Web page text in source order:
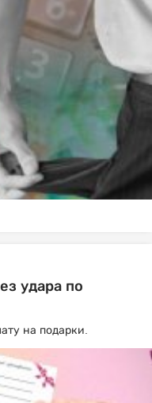
удара по
на подарки.